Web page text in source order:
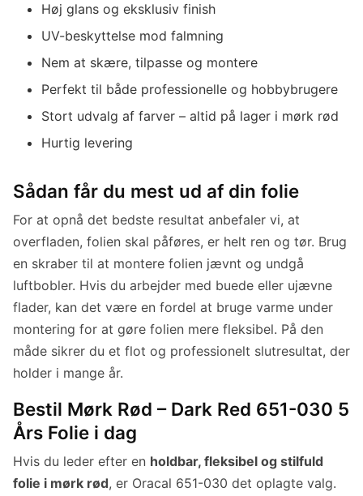
Høj glans og eksklusiv finish
UV-beskyttelse mod falmning
Nem at skære, tilpasse og montere
Perfekt til både professionelle og hobbybrugere
Stort udvalg af farver – altid på lager i mørk rød
Hurtig levering
Sådan får du mest ud af din folie
For at opnå det bedste resultat anbefaler vi, at
overfladen, folien skal påføres, er helt ren og tør. Brug
en skraber til at montere folien jævnt og undgå
luftbobler. Hvis du arbejder med buede eller ujævne
flader, kan det være en fordel at bruge varme under
montering for at gøre folien mere fleksibel. På den
måde sikrer du et flot og professionelt slutresultat, der
holder i mange år.
Bestil Mørk Rød – Dark Red 651-030 5
Års Folie i dag
Hvis du leder efter en holdbar, fleksibel og stilfuld
folie i mørk rød, er Oracal 651-030 det oplagte valg.